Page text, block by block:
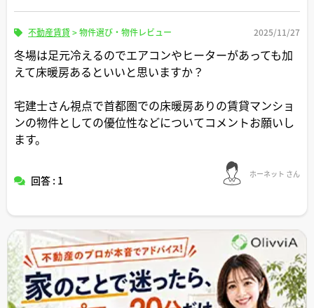
不動産賃貸>物件選び・物件レビュー 2025/11/27
冬場は足元冷えるのでエアコンやヒーターがあっても加
えて床暖房あるといいと思いますか？
宅建士さん視点で首都圏での床暖房ありの賃貸マンショ
ンの物件としての優位性などについてコメントお願いし
ます。
回答 : 1 ホーネット さん